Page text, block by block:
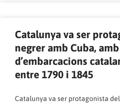
Catalunya va ser
negrer amb Cuba,
d’embarcacions
entre 1790 i 1845
Catalunya va ser protagonista